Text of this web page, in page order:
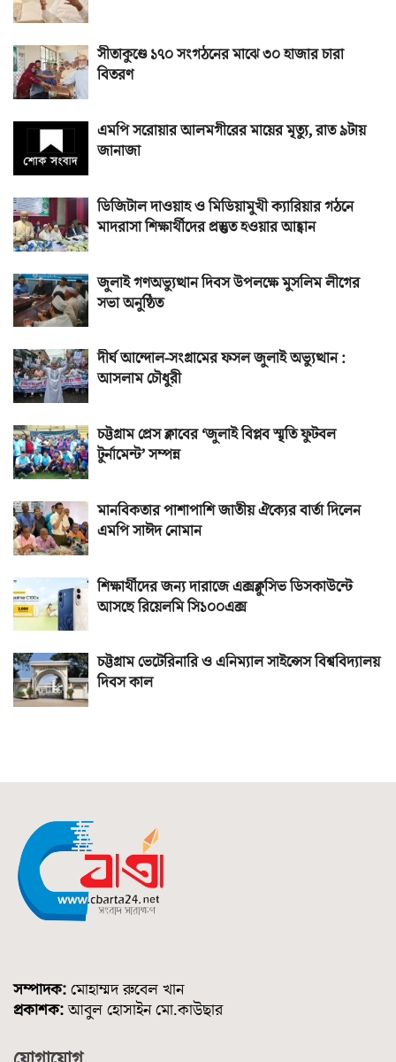
সীতাকুণ্ডে ১৭০ সংগঠনের মাঝে ৩০ হাজার চারা
বিতরণ
এমপি সরোয়ার আলমগীরের মায়ের মৃত্যু, রাত ৯টায়
জানাজা
ডিজিটাল দাওয়াহ ও মিডিয়ামুখী ক্যারিয়ার গঠনে
মাদরাসা শিক্ষার্থীদের প্রস্তুত হওয়ার আহ্বান
জুলাই গণঅভ্যুত্থান দিবস উপলক্ষে মুসলিম লীগের
সভা অনুষ্ঠিত
দীর্ঘ আন্দোল-সংগ্রামের ফসল জুলাই অভ্যুত্থান :
আসলাম চৌধুরী
চট্টগ্রাম প্রেস ক্লাবের ‘জুলাই বিপ্লব স্মৃতি ফুটবল
টুর্নামেন্ট’ সম্পন্ন
মানবিকতার পাশাপাশি জাতীয় ঐক্যের বার্তা দিলেন
এমপি সাঈদ নোমান
শিক্ষার্থীদের জন্য দারাজে এক্সক্লুসিভ ডিসকাউন্টে
আসছে রিয়েলমি সি১০০এক্স
চট্টগ্রাম ভেটেরিনারি ও এনিম্যাল সাইন্সেস বিশ্ববিদ্যালয়
দিবস কাল
সম্পাদক: মোহাম্মদ রুবেল খান
প্রকাশক:আবুল হোসাইন মো.কাউছার